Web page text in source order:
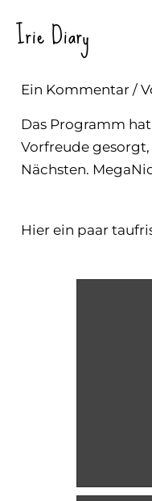
Inhalt
Irie Diary
Keep It Real
Ein Kommentar /
Das Programm
Vorfreude
Nächsten.
Hier ein paar